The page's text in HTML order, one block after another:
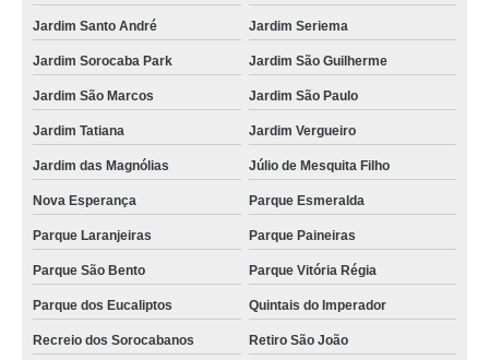
amolar alicate de corte valores Jardim Nogueira
amolar alicate perto de mim valores Jardim São Paulo
amolar alicate de cutícula valores Alto da boa vista
amolar e afiar alicates Jardim Montreal
amolar alicate delivery Jardim Humberto de Campos
amolar alicate de corte Central Parque
preço de amolar alicate a laser Éden
quanto custa amolar alicate na hora Central Parque
Jardim Santo André Jardim Seriema
Jardim Sorocaba Park Jardim São Guilherme
Jardim São Marcos Jardim São Paulo
Jardim Tatiana Jardim Vergueiro
Jardim das Magnólias Júlio de Mesquita Filho
Nova Esperança Parque Esmeralda
Parque Laranjeiras Parque Paineiras
Parque São Bento Parque Vitória Régia
Parque dos Eucaliptos Quintais do Imperador
Recreio dos Sorocabanos Retiro São João